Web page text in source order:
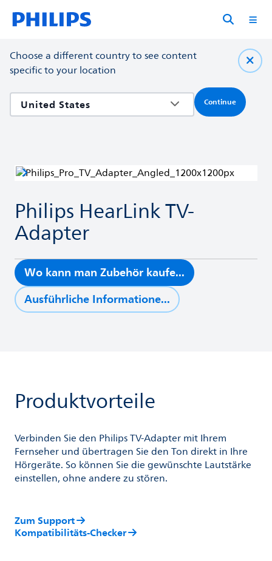
Choose a different country to see content
specific to your location
Continue
Philips HearLink TV-
Adapter
Wo kann man Zubehör kaufe...
Ausführliche Informatione...
Produktvorteile
Verbinden Sie den Philips TV-Adapter mit Ihrem
Fernseher und übertragen Sie den Ton direkt in Ihre
Hörgeräte. So können Sie die gewünschte Lautstärke
einstellen, ohne andere zu stören.
Zum Support
Kompatibilitäts-Checker